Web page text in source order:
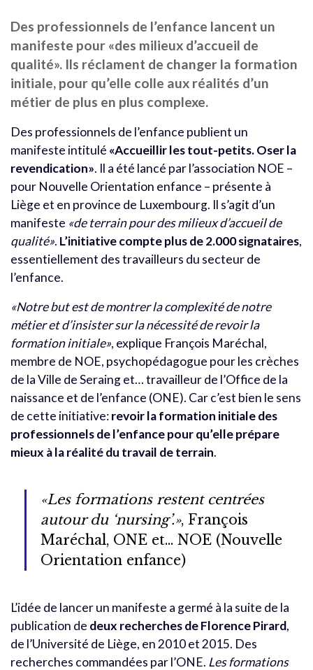
Des professionnels de l’enfance lancent un
manifeste pour «des milieux d’accueil de
qualité». Ils réclament de changer la formation
initiale, pour qu’elle colle aux réalités d’un
métier de plus en plus complexe.
Des professionnels de l’enfance publient un
manifeste intitulé «Accueillir les tout-petits. Oser la
revendication». Il a été lancé par l’association NOE –
pour Nouvelle Orientation enfance – présente à
Liège et en province de Luxembourg. Il s’agit d’un
manifeste «de terrain pour des milieux d’accueil de
qualité». L’initiative compte plus de 2.000 signataires,
essentiellement des travailleurs du secteur de
l’enfance.
«Notre but est de montrer la complexité de notre
métier et d’insister sur la nécessité de revoir la
formation initiale», explique François Maréchal,
membre de NOE, psychopédagogue pour les crèches
de la Ville de Seraing et… travailleur de l’Office de la
naissance et de l’enfance (ONE). Car c’est bien le sens
de cette initiative:revoir la formation initiale des
professionnels de l’enfance pour qu’elle prépare
mieux à la réalité du travail de terrain.
«Les formations restent centrées
autour du ‘nursing’.», François
Maréchal, ONE et… NOE (Nouvelle
Orientation enfance)
L’idée de lancer un manifeste a germé à la suite de la
publication de deux recherches de Florence Pirard,
de l’Université de Liège, en 2010 et 2015. Des
recherches commandées par l’ONE. Les formations